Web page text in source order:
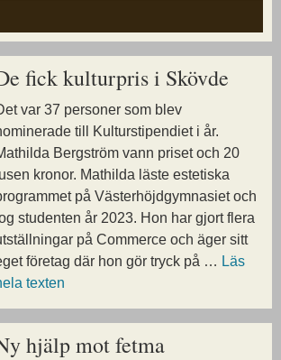
fick kulturpris i Skövde
var 37 personer som blev
till Kulturstipendiet i år.
Bergström vann priset och 20
kronor. Mathilda läste estetiska
på Västerhöjdgymnasiet och
studenten år 2023. Hon har gjort flera
på Commerce och äger sitt
företag där hon gör tryck på … Läs
texten
hjälp mot fetma